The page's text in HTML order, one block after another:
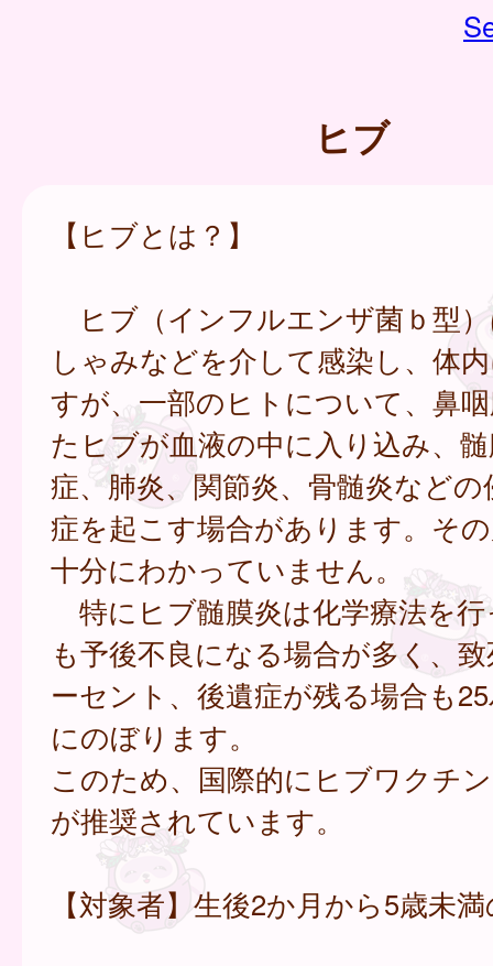
ヒブ
【ヒブとは？】
ヒブ（インフルエンザ菌ｂ型
しゃみなどを介して感染し、体
すが、一部のヒトについて、鼻
たヒブが血液の中に入り込み、
症、肺炎、関節炎、骨髄炎などの
症を起こす場合があります。そ
十分にわかっていません。
特にヒブ髄膜炎は化学療法を
も予後不良になる場合が多く、
ーセント、後遺症が残る場合も
にのぼります。
このため、国際的にヒブワクチ
が推奨されています。
【対象者】生後2か月から5歳未